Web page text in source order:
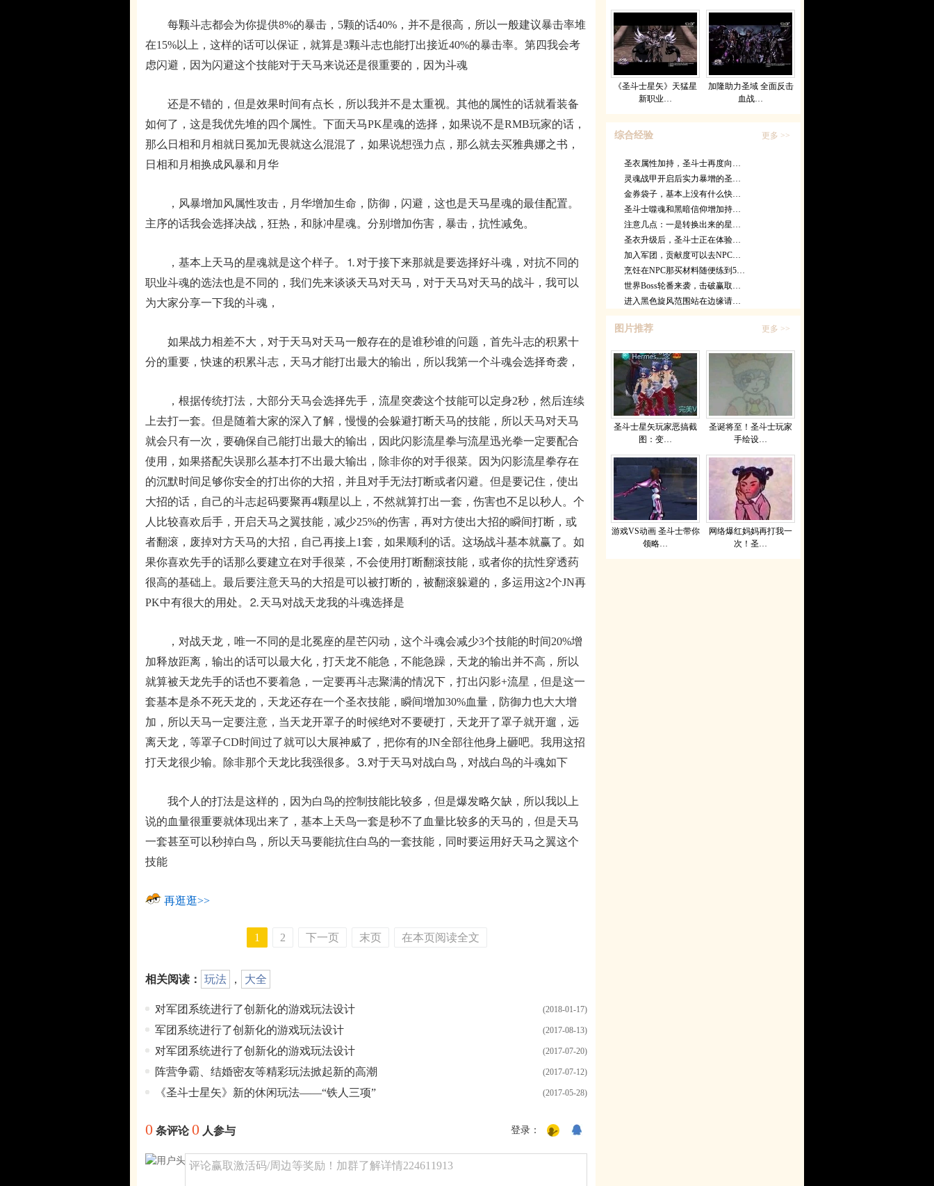
《圣斗士星矢》天猛星
新职业…
加隆助力圣域 全面反击
血战…
综合经验
圣衣属性加持，圣斗士再度向…
灵魂战甲开启后实力暴增的圣…
金券袋子，基本上没有什么快…
圣斗士噬魂和黑暗信仰增加持…
注意几点：一是转换出来的星…
圣衣升级后，圣斗士正在体验…
加入军团，贡献度可以去NPC…
烹饪在NPC那买材料随便练到5…
世界Boss轮番来袭，击破赢取…
进入黑色旋风范围站在边缘请…
更多 >>
图片推荐
圣斗士星矢玩家恶搞截
图：变…
圣诞将至！圣斗士玩家
手绘设…
游戏VS动画 圣斗士带你
领略…
网络爆红妈妈再打我一
次！圣…
更多 >>
每颗斗志都会为你提供8%的暴击，5颗的话40%，并不是很高，所以一般建议暴击率堆
在15%以上，这样的话可以保证，就算是3颗斗志也能打出接近40%的暴击率。第四我会考
虑闪避，因为闪避这个技能对于天马来说还是很重要的，因为斗魂
还是不错的，但是效果时间有点长，所以我并不是太重视。其他的属性的话就看装备
如何了，这是我优先堆的四个属性。下面天马PK星魂的选择，如果说不是RMB玩家的话，
那么日相和月相就日冕加无畏就这么混混了，如果说想强力点，那么就去买雅典娜之书，
日相和月相换成风暴和月华
，风暴增加风属性攻击，月华增加生命，防御，闪避，这也是天马星魂的最佳配置。
主序的话我会选择决战，狂热，和脉冲星魂。分别增加伤害，暴击，抗性减免。
，基本上天马的星魂就是这个样子。 ⒈ 对于接下来那就是要选择好斗魂，对抗不同的
职业斗魂的选法也是不同的，我们先来谈谈天马对天马，对于天马对天马的战斗，我可以
为大家分享一下我的斗魂，
如果战力相差不大，对于天马对天马一般存在的是谁秒谁的问题，首先斗志的积累十
分的重要，快速的积累斗志，天马才能打出最大的输出，所以我第一个斗魂会选择奇袭，
，根据传统打法，大部分天马会选择先手，流星突袭这个技能可以定身2秒，然后连续
上去打一套。但是随着大家的深入了解，慢慢的会躲避打断天马的技能，所以天马对天马
就会只有一次，要确保自己能打出最大的输出，因此闪影流星拳与流星迅光拳一定要配合
使用，如果搭配失误那么基本打不出最大输出，除非你的对手很菜。因为闪影流星拳存在
的沉默时间足够你安全的打出你的大招，并且对手无法打断或者闪避。但是要记住，使出
大招的话，自己的斗志起码要聚再4颗星以上，不然就算打出一套，伤害也不足以秒人。个
人比较喜欢后手，开启天马之翼技能，减少25%的伤害，再对方使出大招的瞬间打断，或
者翻滚，废掉对方天马的大招，自己再接上1套，如果顺利的话。这场战斗基本就赢了。如
果你喜欢先手的话那么要建立在对手很菜，不会使用打断翻滚技能，或者你的抗性穿透药
很高的基础上。最后要注意天马的大招是可以被打断的，被翻滚躲避的，多运用这2个JN再
PK中有很大的用处。
⒉天马对战天龙我的斗魂选择是
，对战天龙，唯一不同的是北冕座的星芒闪动，这个斗魂会减少3个技能的时间20%增
加释放距离，输出的话可以最大化，打天龙不能急，不能急躁，天龙的输出并不高，所以
就算被天龙先手的话也不要着急，一定要再斗志聚满的情况下，打出闪影+流星，但是这一
套基本是杀不死天龙的，天龙还存在一个圣衣技能，瞬间增加30%血量，防御力也大大增
加，所以天马一定要注意，当天龙开罩子的时候绝对不要硬打，天龙开了罩子就开遛，远
离天龙，等罩子CD时间过了就可以大展神威了，把你有的JN全部往他身上砸吧。我用这招
打天龙很少输。除非那个天龙比我强很多。
⒊对于天马对战白鸟，对战白鸟的斗魂如下
我个人的打法是这样的，因为白鸟的控制技能比较多，但是爆发略欠缺，所以我以上
说的血量很重要就体现出来了，基本上天鸟一套是秒不了血量比较多的天马的，但是天马
一套甚至可以秒掉白鸟，所以天马要能抗住白鸟的一套技能，同时要运用好天马之翼这个
技能
再逛逛>>
1 2 下一页 末页 在本页阅读全文
相关阅读： 玩法 ， 大全
(2018-01-17)
对军团系统进行了创新化的游戏玩法设计
(2017-08-13)
军团系统进行了创新化的游戏玩法设计
(2017-07-20)
对军团系统进行了创新化的游戏玩法设计
(2017-07-12)
阵营争霸、结婚密友等精彩玩法掀起新的高潮
(2017-05-28)
《圣斗士星矢》新的休闲玩法——“铁人三项”
0 条评论0 人参与 登录：
评论赢取激活码/周边等奖励！加群了解详情224611913